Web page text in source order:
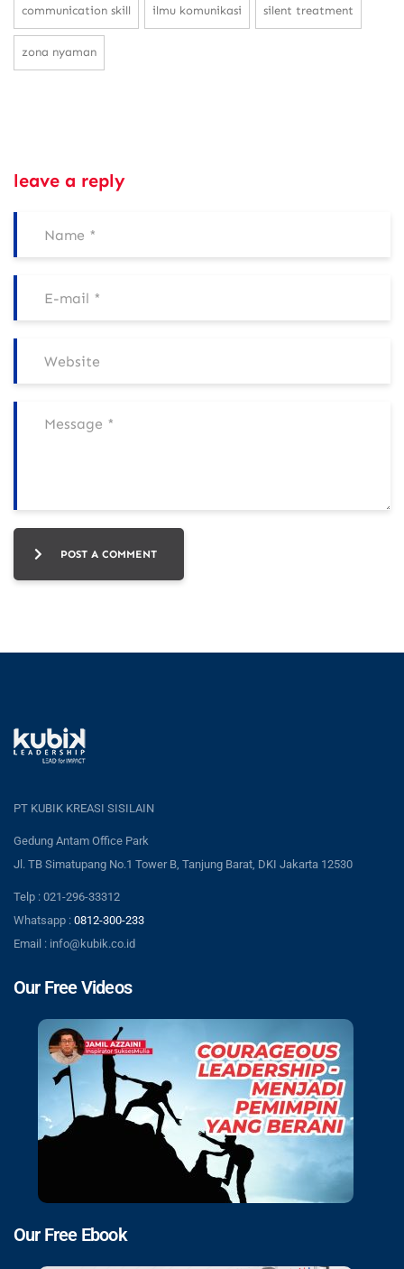
communication skill ilmu komunikasi silent treatment
zona nyaman
leave a reply
POST A COMMENT
PT KUBIK KREASI SISILAIN
Gedung Antam Office Park
Jl. TB Simatupang No.1 Tower B, Tanjung Barat, DKI Jakarta 12530
Telp : 021-296-33312
Whatsapp : 0812-300-233
Email : info@kubik.co.id
Our Free Videos
Our Free Ebook